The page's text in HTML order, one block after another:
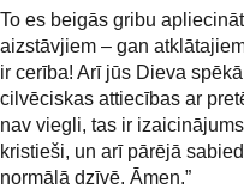
To es beigās gribu
aizstāvjiem – gan
ir cerība! Arī jūs Dieva
cilvēciskas attiecības ar
nav viegli, tas ir
kristieši, un arī pārējā
normālā dzīvē. Āmen.”